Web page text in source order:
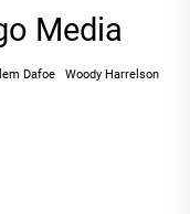
Media
Dafoe Woody Harrelson